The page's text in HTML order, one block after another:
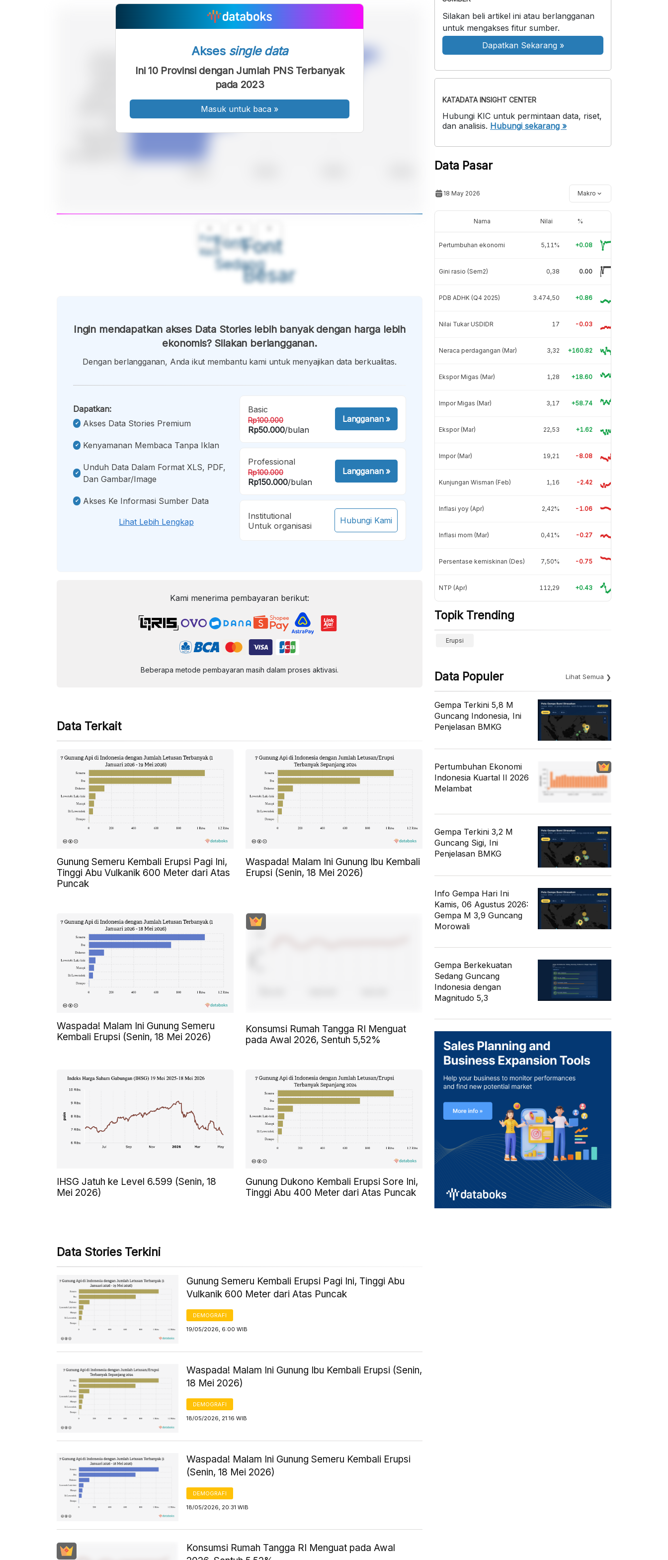
Font
Kecil
Font
Sedang
Font
Besar
Akses single data
Ini 10 Provinsi dengan Jumlah PNS Terbanyak
pada 2023
Masuk untuk baca »
Ingin mendapatkan akses Data Stories lebih banyak dengan harga lebih
ekonomis? Silakan berlangganan.
Dengan berlangganan, Anda ikut membantu kami untuk menyajikan data berkualitas.
Dapatkan:
Akses Data Stories Premium
Kenyamanan Membaca Tanpa Iklan
Unduh Data Dalam Format XLS, PDF,
Dan Gambar/image
Akses Ke Informasi Sumber Data
Lihat Lebih Lengkap
Basic
Rp100.000
Rp50.000/bulan
Langganan»
Professional
Rp100.000
Rp150.000/bulan
Langganan»
Institutional
Untuk organisasi
Hubungi Kami
Kami menerima pembayaran berikut:
Beberapa metode pembayaran masih dalam proses aktivasi.
Data Terkait
Gunung Semeru Kembali Erupsi Pagi Ini,
Tinggi Abu Vulkanik 600 Meter dari Atas
Puncak
Waspada! Malam Ini Gunung Ibu Kembali
Erupsi (Senin, 18 Mei 2026)
Waspada! Malam Ini Gunung Semeru
Kembali Erupsi (Senin, 18 Mei 2026)
Konsumsi Rumah Tangga RI Menguat
pada Awal 2026, Sentuh 5,52%
IHSG Jatuh ke Level 6.599 (Senin, 18
Mei 2026)
Gunung Dukono Kembali Erupsi Sore Ini,
Tinggi Abu 400 Meter dari Atas Puncak
Data Stories Terkini
Gunung Semeru Kembali Erupsi Pagi Ini, Tinggi Abu
Vulkanik 600 Meter dari Atas Puncak
DEMOGRAFI
19/05/2026, 6:00 WIB
Waspada! Malam Ini Gunung Ibu Kembali Erupsi (Senin,
18 Mei 2026)
DEMOGRAFI
18/05/2026, 21:16 WIB
Waspada! Malam Ini Gunung Semeru Kembali Erupsi
(Senin, 18 Mei 2026)
DEMOGRAFI
18/05/2026, 20:31 WIB
Konsumsi Rumah Tangga RI Menguat pada Awal
Silakan beli artikel ini atau berlangganan
untuk mengakses fitur sumber.
Dapatkan Sekarang »
KATADATA INSIGHT CENTER
Hubungi KIC untuk permintaan data, riset,
dan analisis. Hubungi sekarang »
Data Pasar
18 May 2026 Makro
Nama Nilai %
Pertumbuhan ekonomi 5,11% +0.08
Gini rasio (Sem2) 0,38 0.00
PDB ADHK (Q4 2025) 3.474,50 +0.86
Nilai Tukar USDIDR 17 -0.03
Neraca perdagangan (Mar) 3,32 +160.82
Ekspor Migas (Mar) 1,28 +18.60
Impor Migas (Mar) 3,17 +58.74
Ekspor (Mar) 22,53 +1.62
Impor (Mar) 19,21 -8.08
Kunjungan Wisman (Feb) 1,16 -2.42
Inflasi yoy (Apr) 2,42% -1.06
Inflasi mom (Mar) 0,41% -0.27
Persentase kemiskinan (Des) 7,50% -0.75
NTP (Apr) 112,29 +0.43
Topik Trending
Erupsi
Data Populer Lihat Semua
Gempa Terkini 5,8 M
Guncang Indonesia, Ini
Penjelasan BMKG
Pertumbuhan Ekonomi
Indonesia Kuartal II 2026
Melambat
Gempa Terkini 3,2 M
Guncang Sigi, Ini
Penjelasan BMKG
Info Gempa Hari Ini
Kamis, 06 Agustus 2026:
Gempa M 3,9 Guncang
Morowali
Gempa Berkekuatan
Sedang Guncang
Indonesia dengan
Magnitudo 5,3